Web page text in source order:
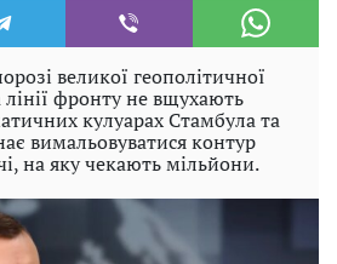
великої геополітичної
фронту не вщухають
кулуарах Стамбула та
вимальовуватися контур
на яку чекають мільйони.